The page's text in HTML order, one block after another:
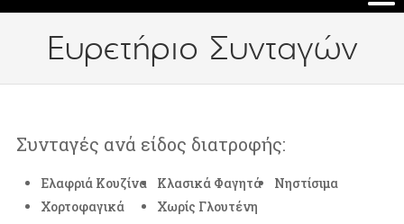
Ευρετήριο Συνταγών
Συνταγές ανά είδος διατροφής:
Ελαφριά Κουζίνα Κλασικά Φαγητά
Νηστίσιμα
Χορτοφαγικά
Χωρίς Γλουτένη